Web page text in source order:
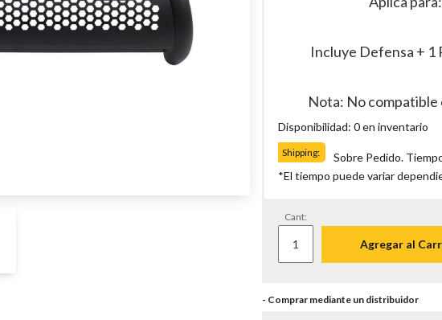
Incluye Defensa + 1
Nota: No
Disponibilidad: 0 en inventario
Shipping:
Sobre Pedido.
*El tiempo puede variar
Cant:
Agregar al